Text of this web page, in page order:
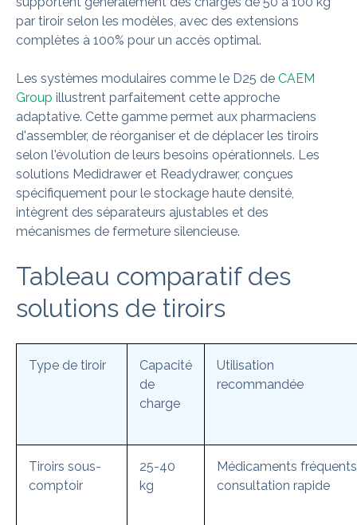
par tiroir selon les modèles, avec des extensions
complètes à 100% pour un accès optimal.
Les systèmes modulaires comme le D25 de CAEM
Group illustrent parfaitement cette approche
adaptative. Cette gamme permet aux pharmaciens
d'assembler, de réorganiser et de déplacer les tiroirs
selon l'évolution de leurs besoins opérationnels. Les
solutions Medidrawer et Readydrawer, conçues
spécifiquement pour le stockage haute densité,
intègrent des séparateurs ajustables et des
mécanismes de fermeture silencieuse.
Tableau comparatif des
solutions de tiroirs
Type de tiroir
Capacité
de
charge
Utilisation
recommandée
Tiroirs sous-
comptoir
25-40
kg
Médicaments
consultation rapide